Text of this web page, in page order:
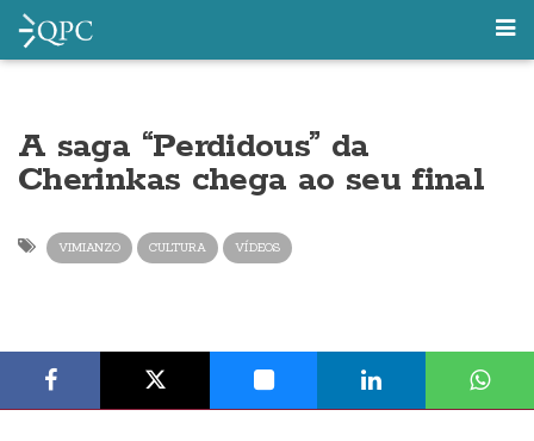
A saga “Perdidous” da
Cherinkas chega ao seu final
VIMIANZO CULTURA VÍDEOS